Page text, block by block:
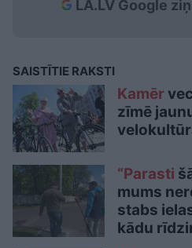
LA.LV Google
SAISTĪTIE RAKSTI
Kamēr
zīmē
“Parasti
mums
stabs
kādu